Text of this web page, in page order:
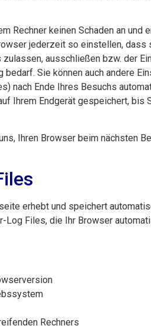
Rechner keinen Schaden an und
jederzeit so einstellen, dass
ausschließen bzw. der
Sie können auch andere
nach Ende Ihres Besuchs
Ihrem Endgerät gespeichert, bis
Ihren Browser beim nächsten
erhebt und speichert
Log Files, die Ihr Browser
Rechners